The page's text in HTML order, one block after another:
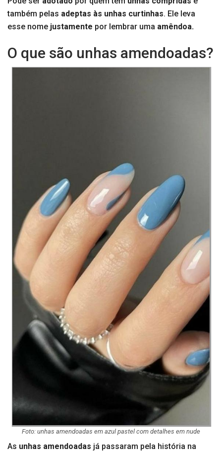
também pelas adeptas às unhas curtinhas. Ele leva
esse nome justamente por lembrar uma amêndoa.
O que são unhas amendoadas?
Foto: unhas amendoadas em azul pastel com detalhes em nude
As unhas amendoadas já passaram pela história na